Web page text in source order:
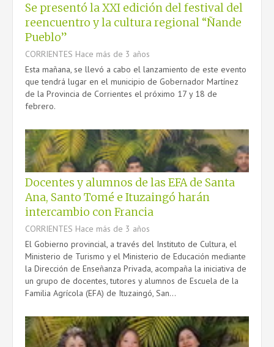
Se presentó la XXI edición del festival del
reencuentro y la cultura regional “Ñande
Pueblo”
CORRIENTES Hace más de 3 años
Esta mañana, se llevó a cabo el lanzamiento de este evento
que tendrá lugar en el municipio de Gobernador Martínez
de la Provincia de Corrientes el próximo 17 y 18 de
febrero.
Docentes y alumnos de las EFA de Santa
Ana, Santo Tomé e Ituzaingó harán
intercambio con Francia
CORRIENTES Hace más de 3 años
El Gobierno provincial, a través del Instituto de Cultura, el
Ministerio de Turismo y el Ministerio de Educación mediante
la Dirección de Enseñanza Privada, acompaña la iniciativa de
un grupo de docentes, tutores y alumnos de Escuela de la
Familia Agrícola (EFA) de Ituzaingó, San...